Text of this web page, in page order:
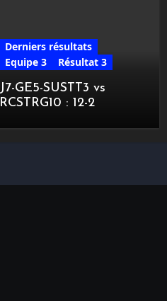
Derniers résultats
Equipe 3
Résultat 3
J7-GE5-SUSTT3 vs
RCSTRG10 : 12-2